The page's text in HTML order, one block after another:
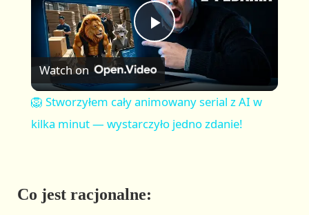
u
t
e
l
s
c
r
e
e
n
P
l
a
Watch on
🦁 Stworzyłem cały animowany serial z AI w
kilka minut — wystarczyło jedno zdanie!
Co jest racjonalne: